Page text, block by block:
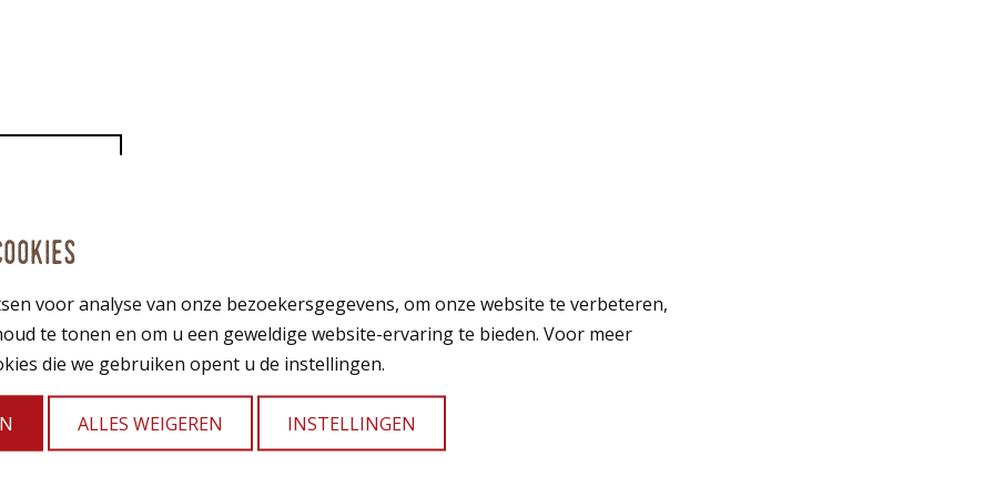
voor analyse van onze bezoekersgegevens, om onze website te verbeteren,
te tonen en om u een geweldige website-ervaring te bieden. Voor meer
die we gebruiken opent u de instellingen.
ALLES WEIGEREN INSTELLINGEN